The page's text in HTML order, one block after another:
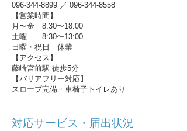
096-344-8899 ／ 096-344-8558
【営業時間】
月〜金 8:30〜18:00
土曜 8:30〜13:00
日曜・祝日 休業
【アクセス】
藤崎宮前駅 徒歩5分
【バリアフリー対応】
スロープ完備・車椅子トイレあり
対応サービス・届出状況